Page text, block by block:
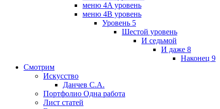
меню 4A уровень
меню 4B уровень
Уровень 5
Шестой уровень
И седьмой
И даже 8
Наконец 9
Смотрим
Искусство
Данчев С.А.
Портфолио Одна работа
Лист статей